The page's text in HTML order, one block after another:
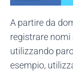
A partire da
registrare nomi
utilizzando
esempio,